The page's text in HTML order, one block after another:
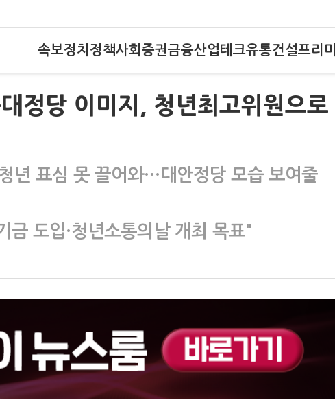
속보정치 정책사회 증권금융산업테크유통건설프리
정당 이미지, 청년최고위원으로
년 표심 못 끌어와…대안정당 모습 보여줄
금 도입·청년소통의날 개최 목표"